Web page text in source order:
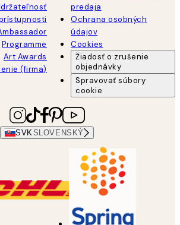
Programme
Art Awards
(firma)
predaja
Ochrana osobných
údajov
Cookies
Žiadosť o zrušenie
objednávky
Spravovať súbory
cookie
SVK SLOVENSKÝ